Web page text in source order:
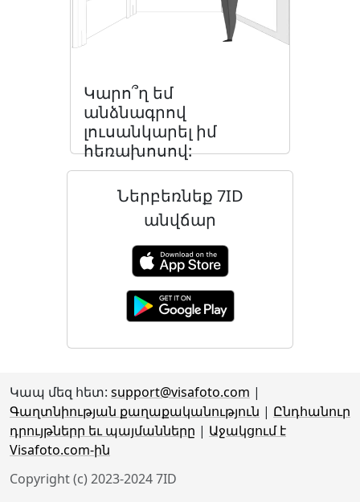
Կարո՞ղ եմ
անձնագրով
լուսանկարել իմ
հեռախոսով:
Կարդացեք հոդվածը
Ներբեռնեք 7ID
անվճար
Կապ մեզ հետ: support@visafoto.com |
Գաղտնիության քաղաքականություն | Ընդհանուր
դրույթներր եւ պայմանները | Աջակցում է
Visafoto.com-ին
Copyright (c) 2023-2024 7ID